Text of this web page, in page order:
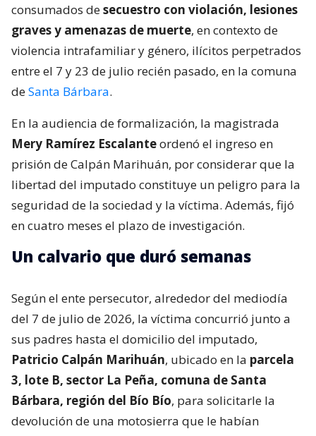
consumados desecuestro con violación, lesiones
graves y amenazas de muerte, en contexto de
violencia intrafamiliar y género, ilícitos perpetrados
entre el 7 y 23 de julio recién pasado, en la comuna
deSanta Bárbara.
En la audiencia de formalización, la magistrada
Mery Ramírez Escalanteordenó el ingreso en
prisión de Calpán Marihuán, por considerar que la
libertad del imputado constituye un peligro para la
seguridad de la sociedad y la víctima. Además, fijó
en cuatro meses el plazo de investigación.
Un calvario que duró semanas
Según el ente persecutor, alrededor del mediodía
del 7 de julio de 2026, la víctima concurrió junto a
sus padres hasta el domicilio del imputado,
Patricio Calpán Marihuán, ubicado en la parcela
3, lote B, sector La Peña, comuna de Santa
Bárbara, región del Bío Bío, para solicitarle la
devolución de una motosierra que le habían